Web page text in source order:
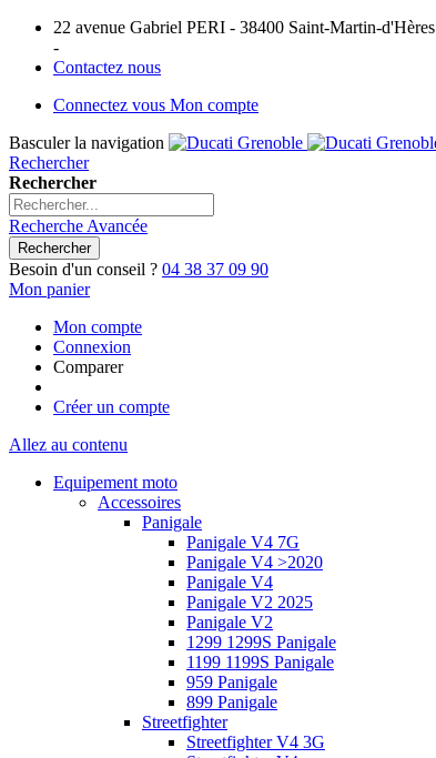
22 avenue Gabriel PERI - 38400 Saint-Martin-d'Hères
-
Contactez nous
Connectez vous Mon compte
Basculer la navigation
Rechercher
Rechercher
Recherche Avancée
Rechercher
Besoin d'un conseil ? 04 38 37 09 90
Mon panier
Mon compte
Connexion
Comparer
Créer un compte
Allez au contenu
Equipement moto
Accessoires
Panigale
Panigale V4 7G
Panigale V4 >2020
Panigale V4
Panigale V2 2025
Panigale V2
1299 1299S Panigale
1199 1199S Panigale
959 Panigale
899 Panigale
Streetfighter
Streetfighter V4 3G